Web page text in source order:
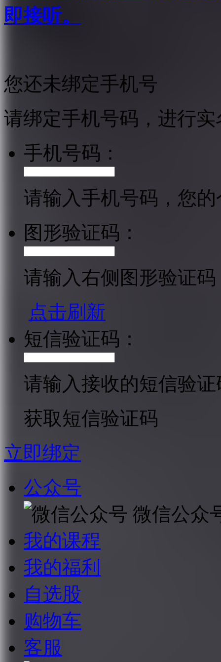
即接听。
您还未绑定手机号
请绑定手机号码，进行
手机号码：
请输入手机号码，您
图形验证码：
请输入右侧图形验证码
点击刷新
短信验证码：
请输入接收的短信验证
获取短信验证码
立即绑定
公众号
微信公众
我的课程
我的福利
自选股
购物车
客服